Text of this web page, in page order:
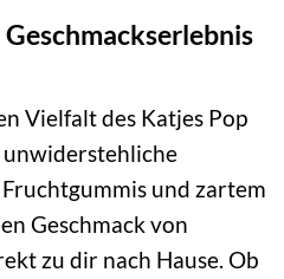
Vielfalt des Katjes Pop
und zartem
Geschmack von
zu dir nach Hause. Ob